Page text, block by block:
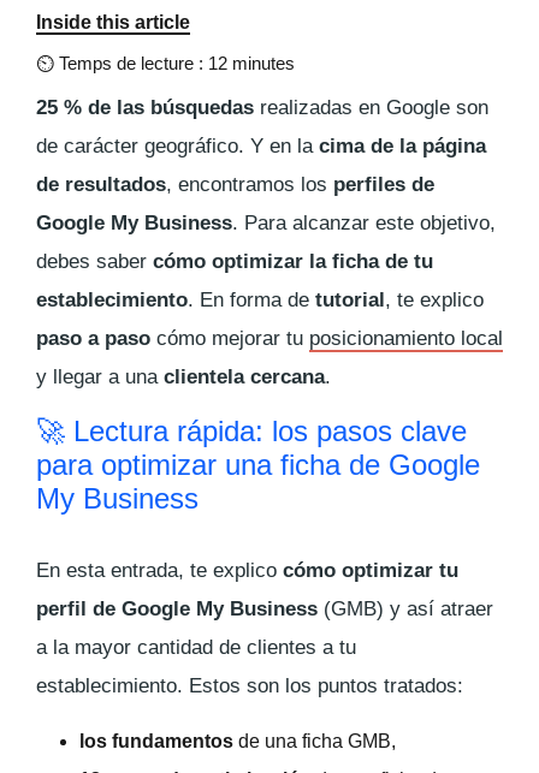
Inside this article
⏲ Temps de lecture : 12 minutes
25 % de las búsquedas realizadas en Google son
de carácter geográfico. Y en la cima de la página
de resultados, encontramos los perfiles de
Google My Business. Para alcanzar este objetivo,
debes saber cómo optimizar la ficha de tu
establecimiento. En forma de tutorial, te explico
paso a paso cómo mejorar tu posicionamiento local
y llegar a una clientela cercana.
🚀 Lectura rápida: los pasos clave
para optimizar una ficha de Google
My Business
En esta entrada, te explico cómo optimizar tu
perfil de Google My Business (GMB) y así atraer
a la mayor cantidad de clientes a tu
establecimiento. Estos son los puntos tratados:
los fundamentos de una ficha GMB,